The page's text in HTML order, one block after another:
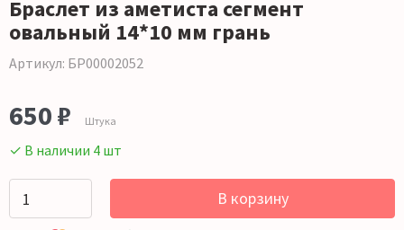
Браслет из аметиста сегмент
овальный 14*10 мм грань
Артикул: БР00002052
650 ₽ Штука
✓ В наличии 4 шт
В корзину